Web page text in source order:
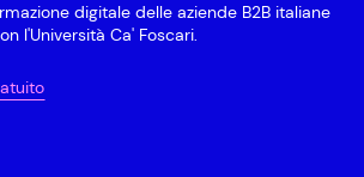
digitale delle aziende B2B italiane
l'Università Ca' Foscari.